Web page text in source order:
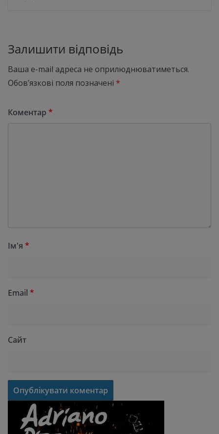
Залишити відповідь
Ваша e-mail адреса не оприлюднюватиметься.
Обов’язкові поля позначені *
Коментар *
Ім'я *
Email *
Сайт